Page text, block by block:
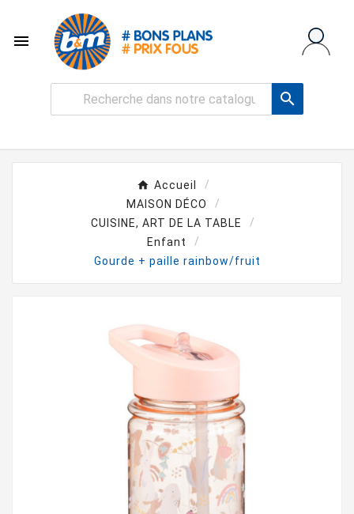


Accueil
MAISON DÉCO
CUISINE, ART DE LA TABLE
Enfant
Gourde + paille rainbow/fruit